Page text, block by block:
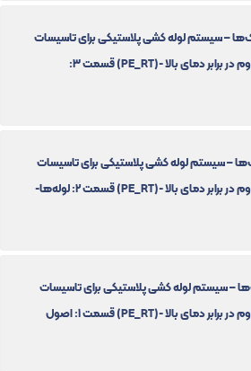
3: پلاستیک‌ها – سیستم لوله کشی پلاستیکی برای تاسیسات
آب گرم و سرد- پلی اتیلن مقاوم در برابر دمای بالا -(PE_RT) قسمت 3:
2: پلاستیک‌ها – سیستم لوله کشی پلاستیکی برای تاسیسات
آب گرم و سرد- پلی اتیلن مقاوم در برابر دمای بالا -(PE_RT) قسمت 2: لوله‌ها-
1: پلاستیک‌ها – سیستم لوله کشی پلاستیکی برای تاسیسات
آب گرم و سرد- پلی اتیلن مقاوم در برابر دمای بالا -(PE_RT) قسمت 1: اصول